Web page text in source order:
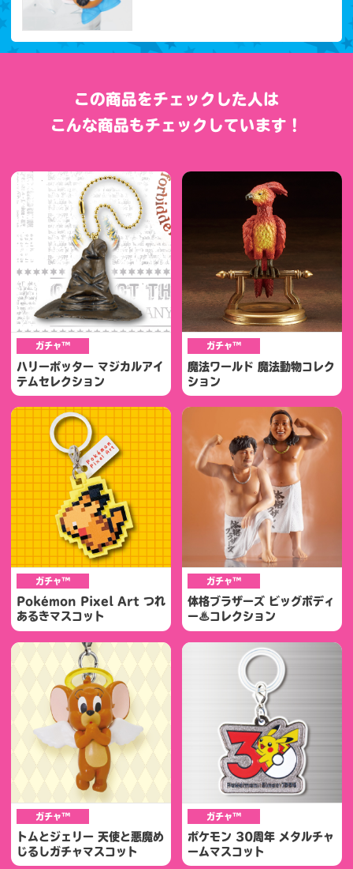
この商品をチェックした人は
こんな商品もチェックしています！
ガチャ™
ハリーポッター マジカルアイ
テムセレクション
ガチャ™
魔法ワールド 魔法動物コレク
ション
ガチャ™
Pokémon Pixel Art つれ
あるきマスコット
ガチャ™
体格ブラザーズ ビッグボディ
ー♨コレクション
ガチャ™
トムとジェリー 天使と悪魔め
じるしガチャマスコット
ガチャ™
ポケモン 30周年 メタルチャ
ームマスコット